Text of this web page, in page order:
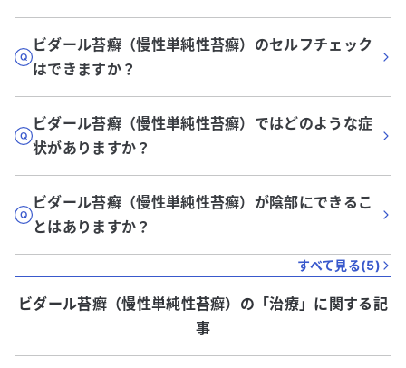
ビダール苔癬（慢性単純性苔癬）のセルフチェック
はできますか？
ビダール苔癬（慢性単純性苔癬）ではどのような症
状がありますか？
ビダール苔癬（慢性単純性苔癬）が陰部にできるこ
とはありますか？
すべて見る(5)
ビダール苔癬（慢性単純性苔癬） の「治療」に関する記
事